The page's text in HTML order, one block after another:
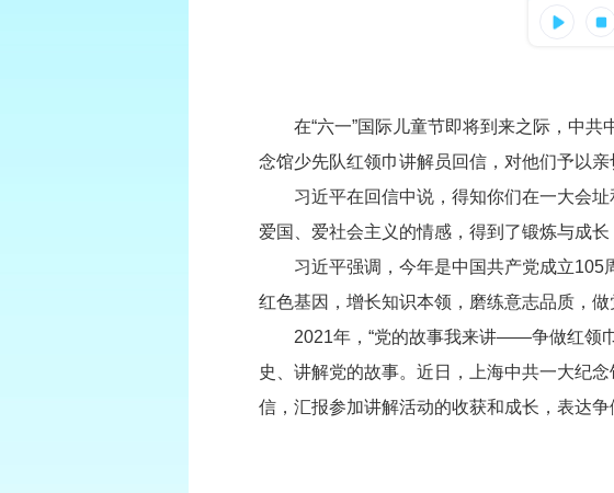
在“六一”国际儿童节即将到来之际，中共
念馆少先队红领巾讲解员回信，对他们予以
习近平在回信中说，得知你们在一大会址
爱国、爱社会主义的情感，得到了锻炼与成长
习近平强调，今年是中国共产党成立105
红色基因，增长知识本领，磨练意志品质，
2021年，“党的故事我来讲——争做红领巾
史、讲解党的故事。近日，上海中共一大纪
信，汇报参加讲解活动的收获和成长，表达争